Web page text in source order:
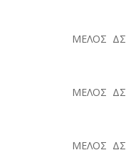
ΜΕΛΟΣ ΔΣ
ΜΕΛΟΣ ΔΣ
ΜΕΛΟΣ ΔΣ